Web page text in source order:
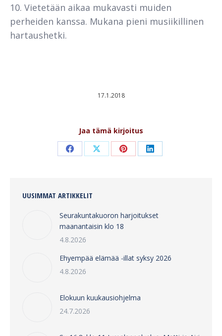
10. Vietetään aikaa mukavasti muiden
perheiden kanssa. Mukana pieni musiikillinen
hartaushetki.
17.1.2018
Jaa tämä kirjoitus
Share Share Share Share
UUSIMMAT ARTIKKELIT
Seurakuntakuoron harjoitukset
maanantaisin klo 18
4.8.2026
Ehyempää elämää -illat syksy 2026
4.8.2026
Elokuun kuukausiohjelma
24.7.2026